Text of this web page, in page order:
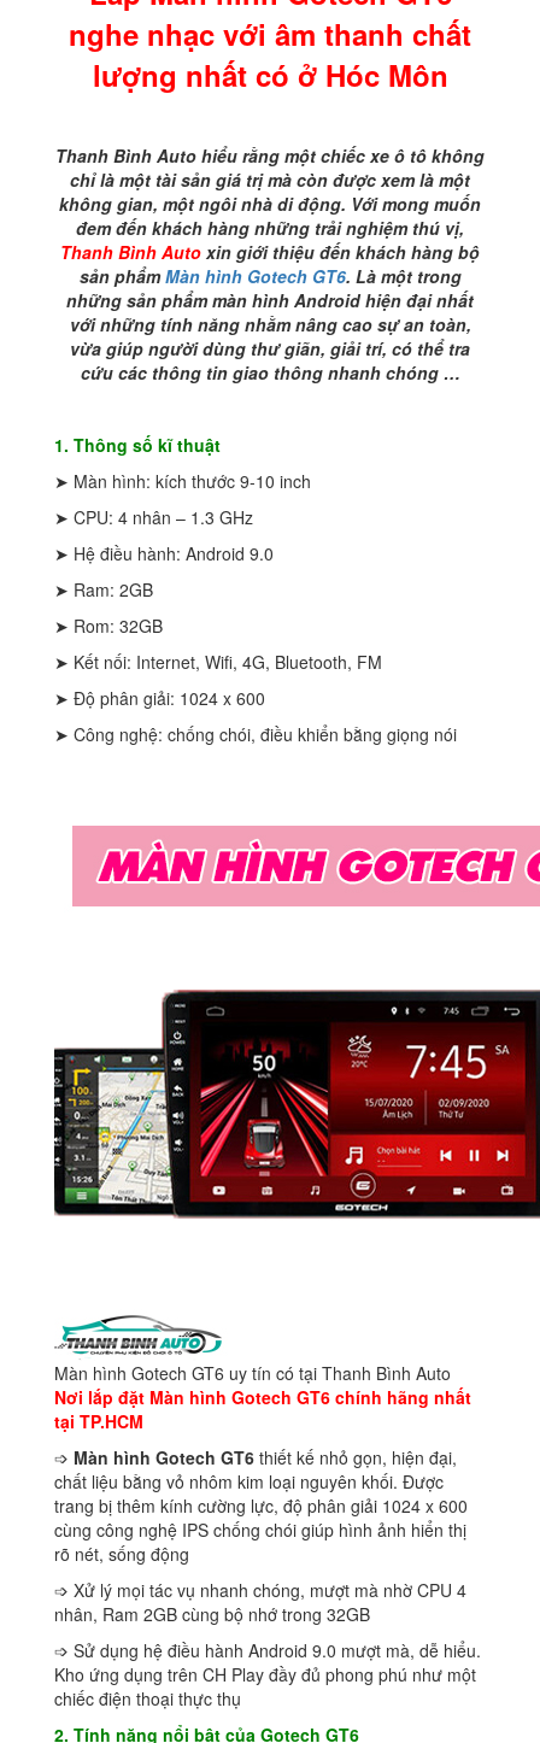
nhất
lượng
nghe nhạc với âm thanh chất
lượng nhất có ở Hóc Môn
Thanh Bình Auto hiểu rằng một chiếc xe ô tô không
chỉ là một tài sản giá trị mà còn được xem là một
không gian, một ngôi nhà di động. Với mong muốn
đem đến khách hàng những trải nghiệm thú vị,
Thanh Bình Auto xin giới thiệu đến khách hàng bộ
sản phẩmMàn hình Gotech GT6. Là một trong
những sản phẩm màn hình Android hiện đại nhất
với những tính năng nhằm nâng cao sự an toàn,
vừa giúp người dùng thư giãn, giải trí, có thể tra
cứu các thông tin giao thông nhanh chóng …
1. Thông số kĩ thuật
➤ Màn hình: kích thước 9-10 inch
➤ CPU: 4 nhân – 1.3 GHz
➤ Hệ điều hành: Android 9.0
➤ Ram: 2GB
➤ Rom: 32GB
➤ Kết nối: Internet, Wifi, 4G, Bluetooth, FM
➤ Độ phân giải: 1024 x 600
➤ Công nghệ: chống chói, điều khiển bằng giọng nói
Màn hình Gotech GT6 uy tín có tại Thanh Bình Auto
Nơi lắp đặt Màn hình Gotech GT6 chính hãng nhất
tại TP.HCM
➩ Màn hình Gotech GT6 thiết kế nhỏ gọn, hiện đại,
chất liệu bằng vỏ nhôm kim loại nguyên khối. Được
trang bị thêm kính cường lực, độ phân giải 1024 x 600
cùng công nghệ IPS chống chói giúp hình ảnh hiển thị
rõ nét, sống động
➩ Xử lý mọi tác vụ nhanh chóng, mượt mà nhờ CPU 4
nhân, Ram 2GB cùng bộ nhớ trong 32GB
➩ Sử dụng hệ điều hành Android 9.0 mượt mà, dễ hiểu.
Kho ứng dụng trên CH Play đầy đủ phong phú như một
chiếc điện thoại thực thụ
2. Tính năng nổi bật của Gotech GT6